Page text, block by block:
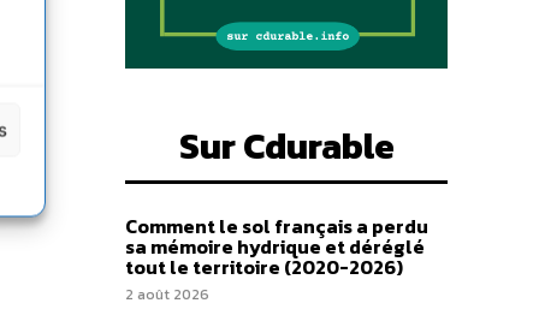
Sur Cdurable
Comment le sol français a perdu
sa mémoire hydrique et déréglé
tout le territoire (2020-2026)
2 août 2026